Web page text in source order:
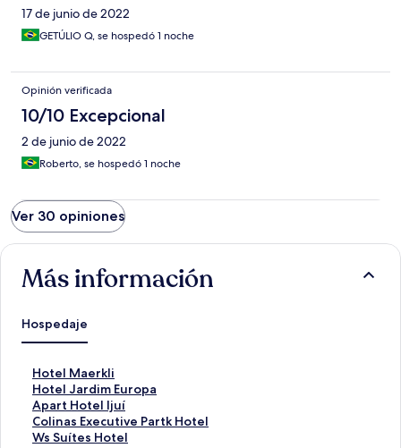
17 de junio de 2022
GETÚLIO Q, se hospedó 1 noche
Opinión verificada
10/10 Excepcional
2 de junio de 2022
Roberto, se hospedó 1 noche
Ver 30 opiniones
Más información
Hospedaje
Hotel Maerkli
E
n
l
a
c
Hotel Jardim Europa
E
n
l
a
Apart Hotel Ijuí
E
n
l
Colinas Executive Partk Hotel
E
n
Ws Suítes Hotel
E